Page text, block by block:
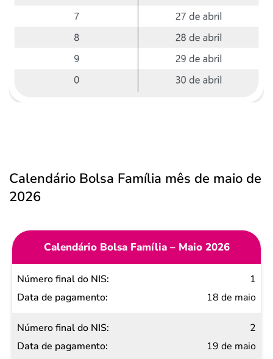
Calendário Bolsa Família mês de maio de
2026
Calendário Bolsa Família – Maio 2026
Número
final do
Data de
pagamento
1
18 de maio
2
19 de maio